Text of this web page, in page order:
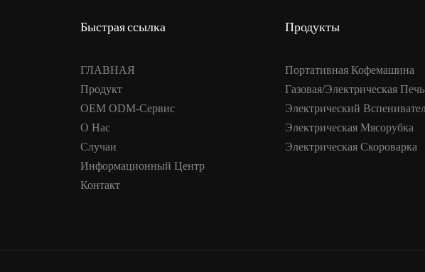
Быстрая ссылка
ГЛАВНАЯ
Продукт
OEM ODM-Сервис
О Нас
Случаи
Информационный Центр
Контакт
Продукты
Портативная Кофемашина
Газовая/электрическая
Электрический
Электрическая Мясорубка
Электрическая Скороварка